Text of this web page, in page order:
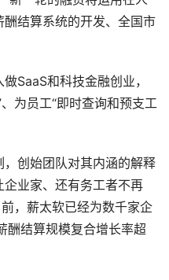
结算系统的开发、全国市
和科技金融创业，
为员工“即时查询和预支工
创始团队对其内涵的解释
业家、还有务工者不再
，薪太软已经为数千家企
酬结算规模复合增长率超